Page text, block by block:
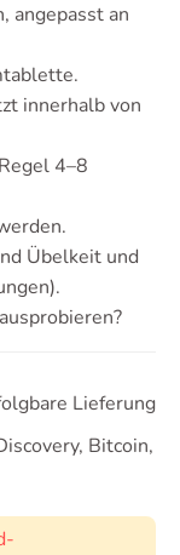
angepasst an
innerhalb von
4–8
Übelkeit und
Lieferung
Bitcoin,